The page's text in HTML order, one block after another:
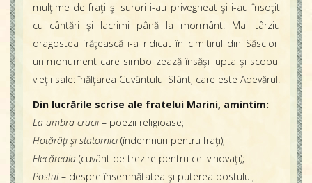
mulţime de fraţi şi surori i-au privegheat şi i-au însoţit
cu cântări şi lacrimi până la mormânt. Mai târziu
dragostea frăţească i-a ridicat în cimitirul din Săsciori
un monument care simbolizează însăşi lupta şi scopul
vieţii sale: înălţarea Cuvântului Sfânt, care este Adevărul.
Din lucrările scrise ale fratelui Marini, amintim:
La umbra crucii– poezii religioase;
Hotărâţi şi statornici(îndemnuri pentru fraţi);
Flecăreala (cuvânt de trezire pentru cei vinovaţi);
Postul– despre însemnătatea şi puterea postului;